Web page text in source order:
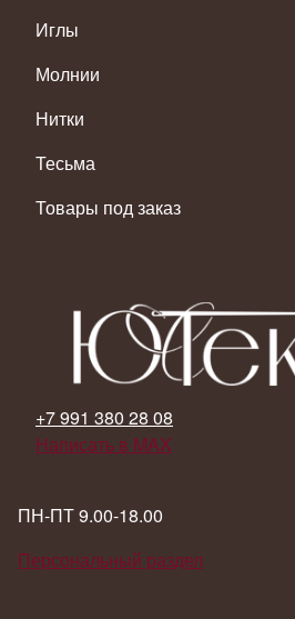
Иглы
Молнии
Нитки
Тесьма
Товары под заказ
+7 991 380 28 08
Написать в MAX
ПН-ПТ 9.00-18.00
Персональный раздел